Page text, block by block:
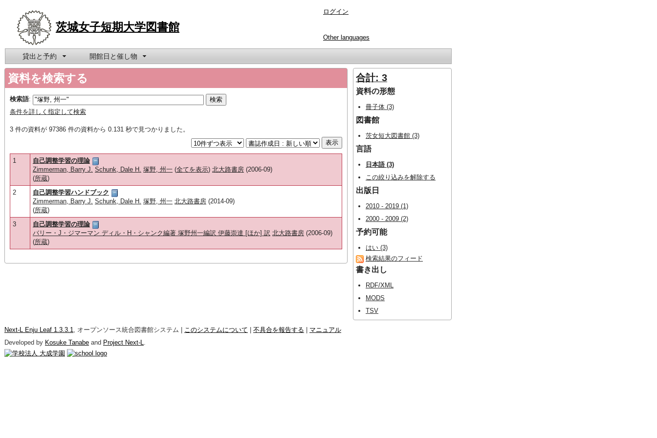
茨城女子短期大学図書館
ログイン
Other languages
貸出と予約 開館日と催し物
資料を検索する
検索語:
条件を詳しく指定して検索
3 件の資料が 97386 件の資料から 0.131 秒で見つかりました。
1
自己調整学習の理論
Zimmerman, Barry J. Schunk, Dale H. 塚野, 州一 (全てを表示) 北大路書房 (2006-09)
(所蔵)
2
自己調整学習ハンドブック
Zimmerman, Barry J. Schunk, Dale H. 塚野, 州一 北大路書房 (2014-09)
(所蔵)
3
自己調整学習の理論
バリー・J・ジマーマン ディル・H・シャンク編著 塚野州一編訳 伊藤崇達 [ほか] 訳 北大路書房 (2006-09)
(所蔵)
合計: 3
資料の形態
冊子体 (3)
図書館
茨女短大図書館 (3)
言語
日本語 (3)
この絞り込みを解除する
出版日
2010 - 2019 (1)
2000 - 2009 (2)
予約可能
はい (3)
検索結果のフィード
書き出し
RDF/XML
MODS
TSV
Next-L Enju Leaf 1.3.3.1, オープンソース統合図書館システム | このシステムについて 不具合を報告する
マニュアル
Developed by Kosuke Tanabe and Project Next-L.